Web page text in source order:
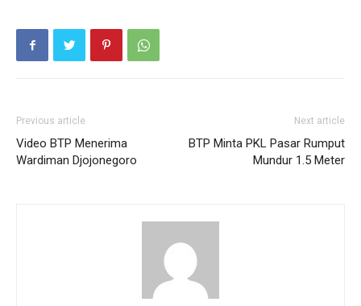
Previous article
Video BTP Menerima
Wardiman Djojonegoro
Next article
BTP Minta PKL Pasar Rumput
Mundur 1.5 Meter